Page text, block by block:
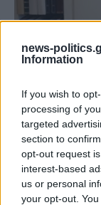
news-
Information
If you wish to
processing of
targeted
section to
opt-out request
interest-based
us or personal
your opt-out.
Ακτοπλοΐα –
στόλου»